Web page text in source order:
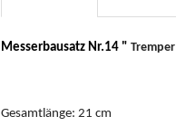
Messerbausatz Nr.14 " Tremper
Gesamtlänge: 21 cm